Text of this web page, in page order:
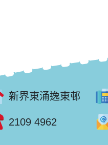
新界東涌逸東邨
2109 4962